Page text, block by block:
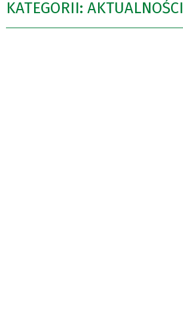
KATEGORII: AKTUALNOŚCI